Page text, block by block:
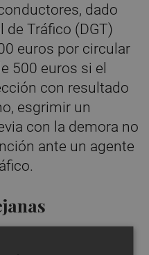
dado
de Tráfico (DGT)
euros por circular
500 euros si el
con resultado
esgrimir un
con la demora no
ante un agente
conductores de